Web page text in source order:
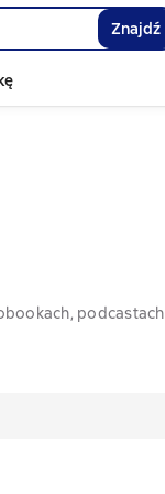
Znajdź
podcastach